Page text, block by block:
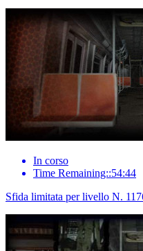
In corso
Time Remaining::54:44
Sfida limitata per livello N.